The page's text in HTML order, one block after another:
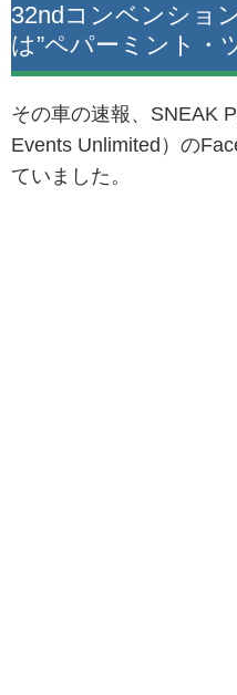
32ndコンベンショ
は”ペパーミント・
その車の速報、SNEAK
Events Unlimited）の
ていました。